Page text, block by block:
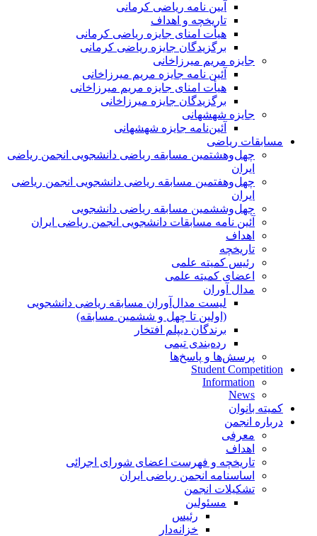
آیین نامه ریاضی کرمانی
تاریخچه و اهداف
هیأت امنای جایزه ریاضی کرمانی
برگزیدگان جایزه ریاضی کرمانی
جایزه مریم میرزاخانی
آئین نامه جایزه مریم میرزاخانی
هیأت امنای جایزه مریم میرزاخانی
برگزیدگان جایزه میرزاخانی
جایزه شهشهانی
آئین‌نامه جایزه شهشهانی
مسابقات ریاضی
چهل‌و‌هشتمین مسابقه ریاضی دانشجویی انجمن ریاضی
ایران
چهل‌و‌هفتمین مسابقه ریاضی دانشجویی انجمن ریاضی
ایران
چهل‌و‌ششمین مسابقه ریاضی دانشجویی
آئین نامه مسابقات دانشجویی انجمن ریاضی ایران
اهداف
تاریخچه
رئیس کمیته علمی
اعضای کمیته علمی
مدال آوران
لیست مدال‌آوران مسابقه ریاضی دانشجویی
(اولین تا چهل‌ و ششمین مسابقه)
برندگان دیپلم افتخار
رده‌بندی تیمی
پرسش‌ها و پاسخ‌ها
Student Competition
Information
News
کمیته بانوان
درباره انجمن
معرفی
اهداف
تاریخچه و فهرست اعضای شورای اجرائی
اساسنامه انجمن ریاضی ایران
تشکیلات انجمن
مسئولین
رئیس
خزانه‌دار